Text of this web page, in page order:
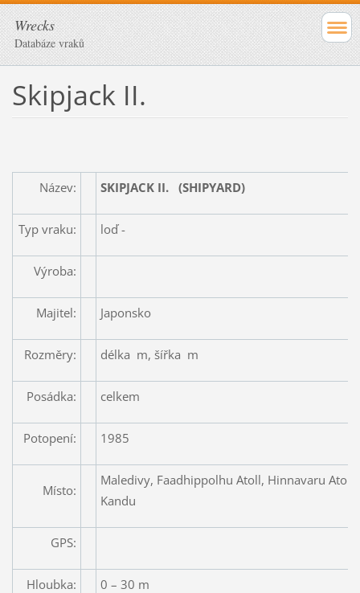
Wrecks
Databáze vraků
Skipjack II.
Název: SKIPJACK II. (SHIPYARD)
Typ vraku: loď -
Výroba:
Majitel: Japonsko
Rozměry: délka m, šířka m
Posádka: celkem
Potopení: 1985
Místo:
Maledivy, Faadhippolhu Atoll, Hinnavaru
Kandu
GPS:
Hloubka: 0 – 30 m